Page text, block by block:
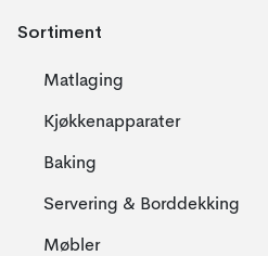
Sortiment
Matlaging
Kjøkkenapparater
Baking
Servering & Borddekking
Møbler